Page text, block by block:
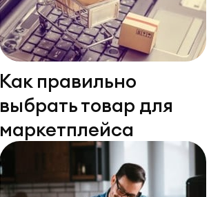
Как правильно
выбрать товар для
маркетплейса